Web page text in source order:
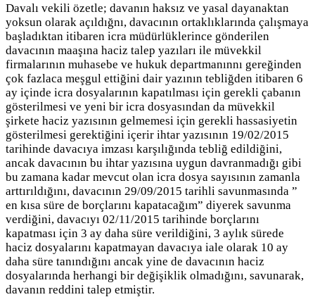
Davalı vekili özetle; davanın haksız ve yasal dayanaktan
yoksun olarak açıldığnı, davacının ortaklıklarında çalışmaya
başladıktan itibaren icra müdürlüklerince gönderilen
davacının maaşına haciz talep yazıları ile müvekkil
firmalarının muhasebe ve hukuk departmanınnı gereğinden
çok fazlaca meşgul ettiğini dair yazının tebliğden itibaren 6
ay içinde icra dosyalarının kapatılması için gerekli çabanın
gösterilmesi ve yeni bir icra dosyasından da müvekkil
şirkete haciz yazısının gelmemesi için gerekli hassasiyetin
gösterilmesi gerektiğini içerir ihtar yazısının 19/02/2015
tarihinde davacıya imzası karşılığında tebliğ edildiğini,
ancak davacının bu ihtar yazısına uygun davranmadığı gibi
bu zamana kadar mevcut olan icra dosya sayısının zamanla
arttırıldığını, davacının 29/09/2015 tarihli savunmasında ”
en kısa süre de borçlarını kapatacağım” diyerek savunma
verdiğini, davacıyı 02/11/2015 tarihinde borçlarını
kapatması için 3 ay daha süre verildiğini, 3 aylık sürede
haciz dosyalarını kapatmayan davacıya iale olarak 10 ay
daha süre tanındığını ancak yine de davacının haciz
dosyalarında herhangi bir değişiklik olmadığını, savunarak,
davanın reddini talep etmiştir.